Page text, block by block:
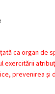
ca organ de
exercitării
prevenirea